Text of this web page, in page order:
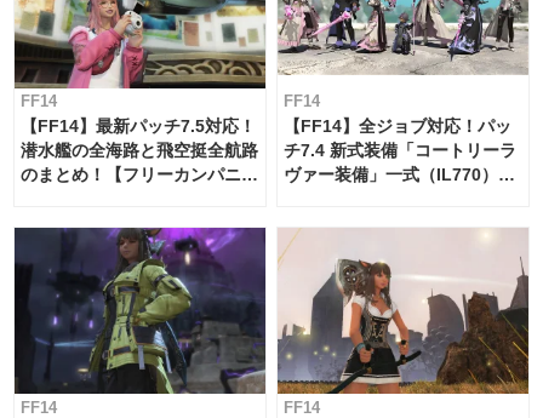
FF14
【FF14】最新パッチ7.5対応！
潜水艦の全海路と飛空挺全航路
のまとめ！【フリーカンパニ
FF14
【FF14】全ジョブ対応！パッ
チ7.4 新式装備「コートリーラ
ヴァー装備」一式（IL770）の
FF14 FF14